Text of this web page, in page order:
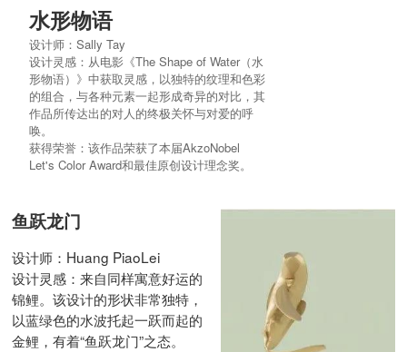
水形物语
设计师：Sally Tay
设计灵感：从电影《The Shape of Water（水
形物语）》中获取灵感，以独特的纹理和色彩
的组合，与各种元素一起形成奇异的对比，其
作品所传达出的对人的终极关怀与对爱的呼
唤。
获得荣誉：该作品荣获了本届AkzoNobel
Let's Color Award和最佳原创设计理念奖。
鱼跃龙门
设计师：Huang PiaoLei
设计灵感：来自同样寓意好运的
锦鲤。该设计的形状非常独特，
以蓝绿色的水波托起一跃而起的
金鲤，有着“鱼跃龙门”之态。